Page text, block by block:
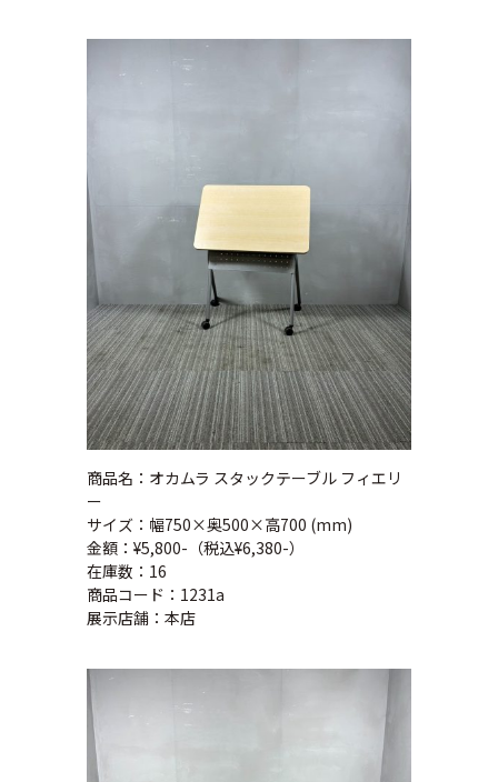
商品名：オカムラ スタックテーブル フィエリ
ー
サイズ：幅750×奥500×高700 (mm)
金額：¥5,800-（税込¥6,380-）
在庫数：16
商品コード：1231a
展示店舗：本店